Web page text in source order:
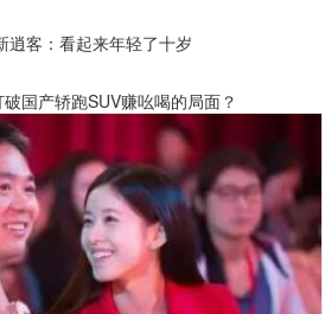
逍客：看起来年轻了十岁
国产轿跑SUV赚吆喝的局面？